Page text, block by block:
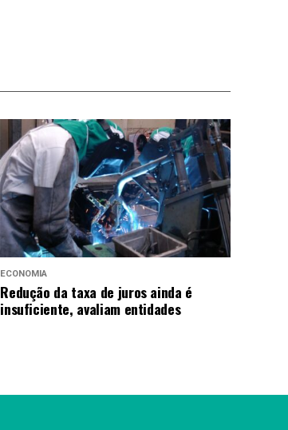
ECONOMIA
Redução da taxa de juros ainda é
insuficiente, avaliam entidades